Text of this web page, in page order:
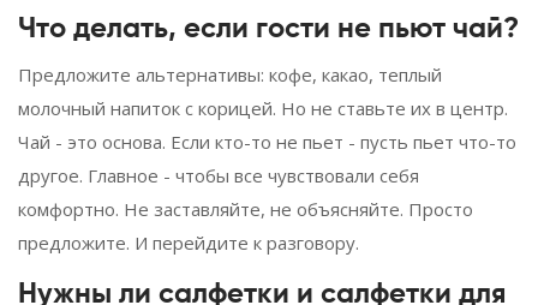
Что делать, если гости не пьют чай?
Предложите альтернативы: кофе, какао, теплый
молочный напиток с корицей. Но не ставьте их в центр.
Чай - это основа. Если кто-то не пьет - пусть пьет что-то
другое. Главное - чтобы все чувствовали себя
комфортно. Не заставляйте, не объясняйте. Просто
предложите. И перейдите к разговору.
Нужны ли салфетки и салфетки для